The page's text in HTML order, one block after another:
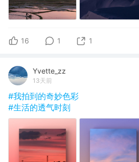
16 1 1
Yvette_zz
13天前
#我拍到的奇妙色彩
#生活的透气时刻